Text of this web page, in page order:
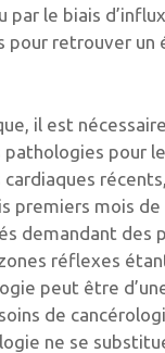
par le biais
pour retrouver
il est
pathologies pour
premiers mois
demandant des
réflexes
peut être
de
ne se